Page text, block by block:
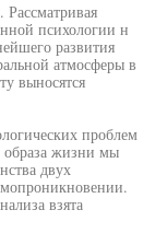
психологии н
развития
атмосферы в
выносятся
проблем
образа жизни мы
двух
взята